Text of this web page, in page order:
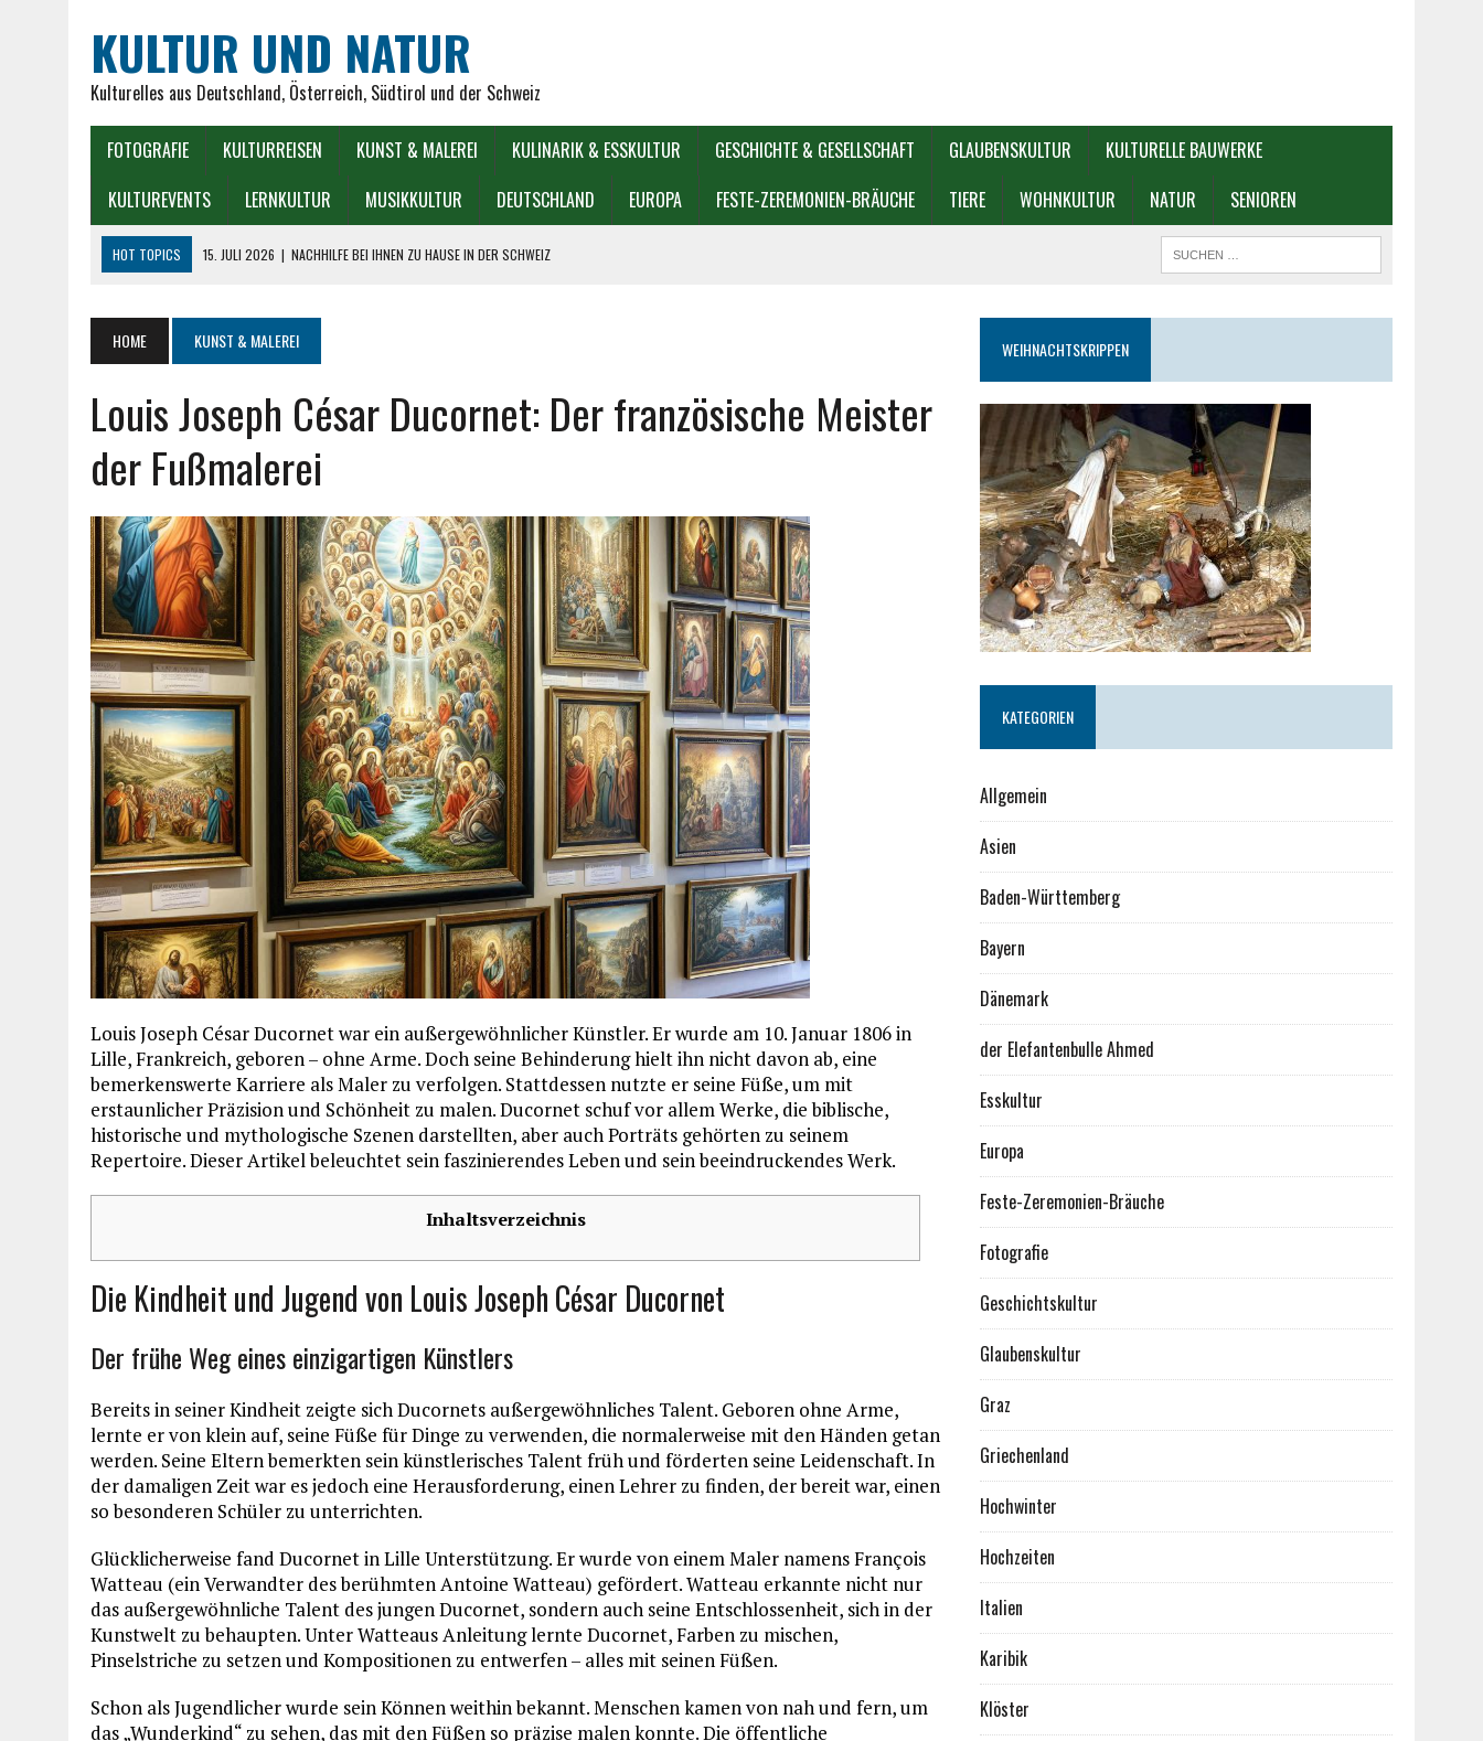
KULTUR UND NATUR
Kulturelles aus Deutschland, Österreich, Südtirol und der Schweiz
FOTOGRAFIE KULTURREISEN KUNST & MALEREI KULINARIK & ESSKULTUR GESCHICHTE & GESELLSCHAFT GLAUBENSKULTUR
KULTURELLE BAUWERKE
KULTUREVENTS
LERNKULTUR MUSIKKULTUR DEUTSCHLAND EUROPA FESTE-ZEREMONIEN-BRÄUCHE TIERE WOHNKULTUR NATUR SENIOREN
HOT TOPICS 15. JULI 2026 | NACHHILFE BEI IHNEN ZU HAUSE IN DER SCHWEIZ
9. JUNI 2026 | DER MÜNCHNER GLASPALAST: GLANZ, KUNST UND TRAGÖDIE
7. AUGUST 2026
SEIT WANN GIBT ES HOROSKOPE VERSCHIEDENER KULTUREN?
HOME KUNST & MALEREI
Louis Joseph César Ducornet: Der französische Meister
der Fußmalerei
Louis Joseph César Ducornet war ein außergewöhnlicher Künstler. Er wurde am 10. Januar 1806 in
Lille, Frankreich, geboren – ohne Arme. Doch seine Behinderung hielt ihn nicht davon ab, eine
bemerkenswerte Karriere als Maler zu verfolgen. Stattdessen nutzte er seine Füße, um mit
erstaunlicher Präzision und Schönheit zu malen. Ducornet schuf vor allem Werke, die biblische,
historische und mythologische Szenen darstellten, aber auch Porträts gehörten zu seinem
Repertoire. Dieser Artikel beleuchtet sein faszinierendes Leben und sein beeindruckendes Werk.
Inhaltsverzeichnis
Die Kindheit und Jugend von Louis Joseph César Ducornet
Der frühe Weg eines einzigartigen Künstlers
Bereits in seiner Kindheit zeigte sich Ducornets außergewöhnliches Talent. Geboren ohne Arme,
lernte er von klein auf, seine Füße für Dinge zu verwenden, die normalerweise mit den Händen getan
werden. Seine Eltern bemerkten sein künstlerisches Talent früh und förderten seine Leidenschaft. In
der damaligen Zeit war es jedoch eine Herausforderung, einen Lehrer zu finden, der bereit war, einen
so besonderen Schüler zu unterrichten.
Glücklicherweise fand Ducornet in Lille Unterstützung. Er wurde von einem Maler namens François
Watteau (ein Verwandter des berühmten Antoine Watteau) gefördert. Watteau erkannte nicht nur
das außergewöhnliche Talent des jungen Ducornet, sondern auch seine Entschlossenheit, sich in der
Kunstwelt zu behaupten. Unter Watteaus Anleitung lernte Ducornet, Farben zu mischen,
Pinselstriche zu setzen und Kompositionen zu entwerfen – alles mit seinen Füßen.
Schon als Jugendlicher wurde sein Können weithin bekannt. Menschen kamen von nah und fern, um
das „Wunderkind“ zu sehen, das mit den Füßen so präzise malen konnte. Die öffentliche
WEIHNACHTSKRIPPEN
KATEGORIEN
Allgemein
Asien
Baden-Württemberg
Bayern
Dänemark
der Elefantenbulle Ahmed
Esskultur
Europa
Feste-Zeremonien-Bräuche
Fotografie
Geschichtskultur
Glaubenskultur
Graz
Griechenland
Hochwinter
Hochzeiten
Italien
Karibik
Klöster